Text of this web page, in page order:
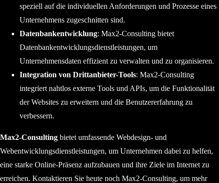
speziell auf die individuellen Anforderungen und Prozesse eines
Unternehmens zugeschnitten sind.
Datenbankentwicklung: Max2-Consulting bietet
Datenbankentwicklungsdienstleistungen, um
Unternehmensdaten effizient zu verwalten und zu organisieren.
Integration von Drittanbieter-Tools: Max2-Consulting
integriert nahtlos externe Tools und APIs, um die Funktionalität
der Websites zu erweitern und die Benutzererfahrung zu
verbessern.
Max2-Consultingbietet umfassende Webdesign- und
Webentwicklungsdienstleistungen, um Unternehmen dabei zu helfen,
eine starke Online-Präsenz aufzubauen und ihre Ziele im Internet zu
erreichen. Kontaktieren Sie heute noch Max2-Consulting, um mehr